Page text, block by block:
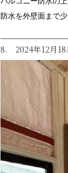
防水を外壁面まで
8. 2024年12月18